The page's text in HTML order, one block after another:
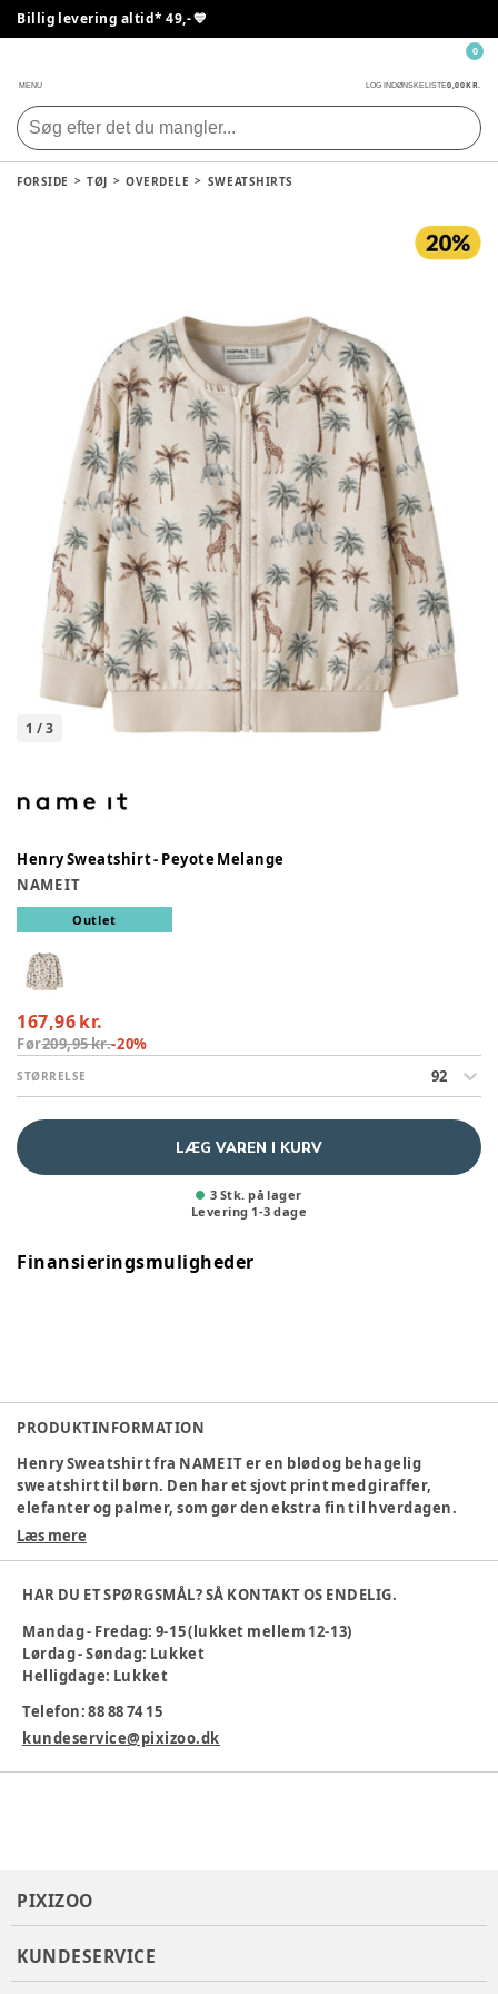
Billig levering altid* 49,- 💙
MENU LOG INDØNSKELISTE0,00 KR.
0
FORSIDE TØJ OVERDELE SWEATSHIRTS
1 /3
Henry Sweatshirt - Peyote Melange
NAME IT
Outlet
167,96 kr.
Før209,95 kr.-20%
STØRRELSE 92
LÆG VAREN I KURV
3 Stk. på lager
Levering 1-3 dage
Finansieringsmuligheder
PRODUKTINFORMATION
Henry Sweatshirt fra NAME IT er en blød og behagelig
sweatshirt til børn. Den har et sjovt print med giraffer,
elefanter og palmer, som gør den ekstra fin til hverdagen.
Sweatshirten er lavet i 95% bomuld og 5% elastan, så den er
Materiale: 95% bomuld, 5% elastan
Blødt materiale
Behagelig pasform
Maskinvask 40 °C
Farve:Beige
Materiale:95% Cotton, 5% Elastane
Læs mere
HAR DU ET SPØRGSMÅL? SÅ KONTAKT OS ENDELIG.
Mandag - Fredag: 9-15 (lukket mellem 12-13)
Lørdag - Søndag: Lukket
Helligdage: Lukket
Telefon: 88 88 74 15
kundeservice@pixizoo.dk
PIXIZOO
KUNDESERVICE